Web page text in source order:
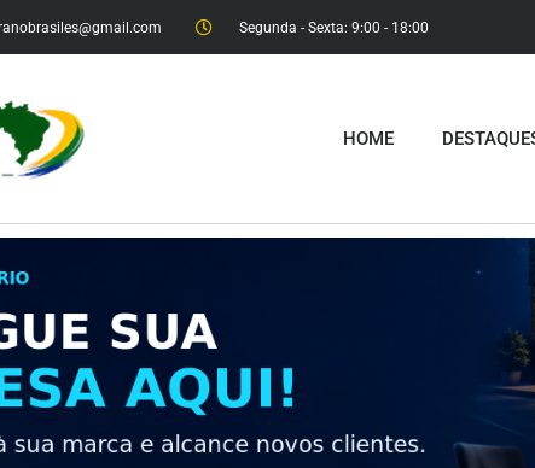
Segunda - Sexta: 9:00 - 18:00​
HOME